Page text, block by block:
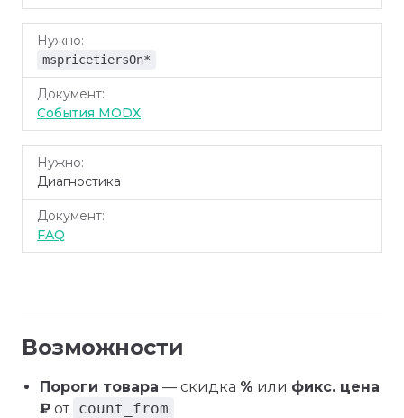
mspricetiersOn*
События MODX
Диагностика
FAQ
Возможности
Пороги товара — скидка % или фикс. цена
₽ от count_from